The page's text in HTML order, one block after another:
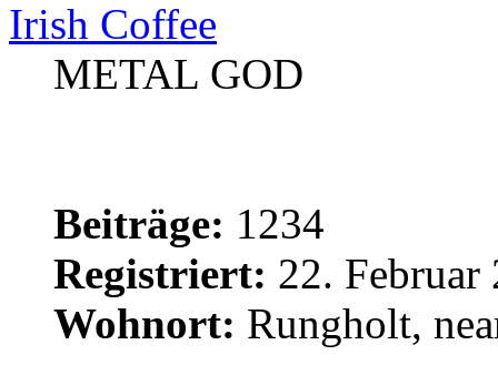
Irish Coffee
METAL GOD
Beiträge: 1234
Registriert: 22. Februar
Wohnort: Rungholt,